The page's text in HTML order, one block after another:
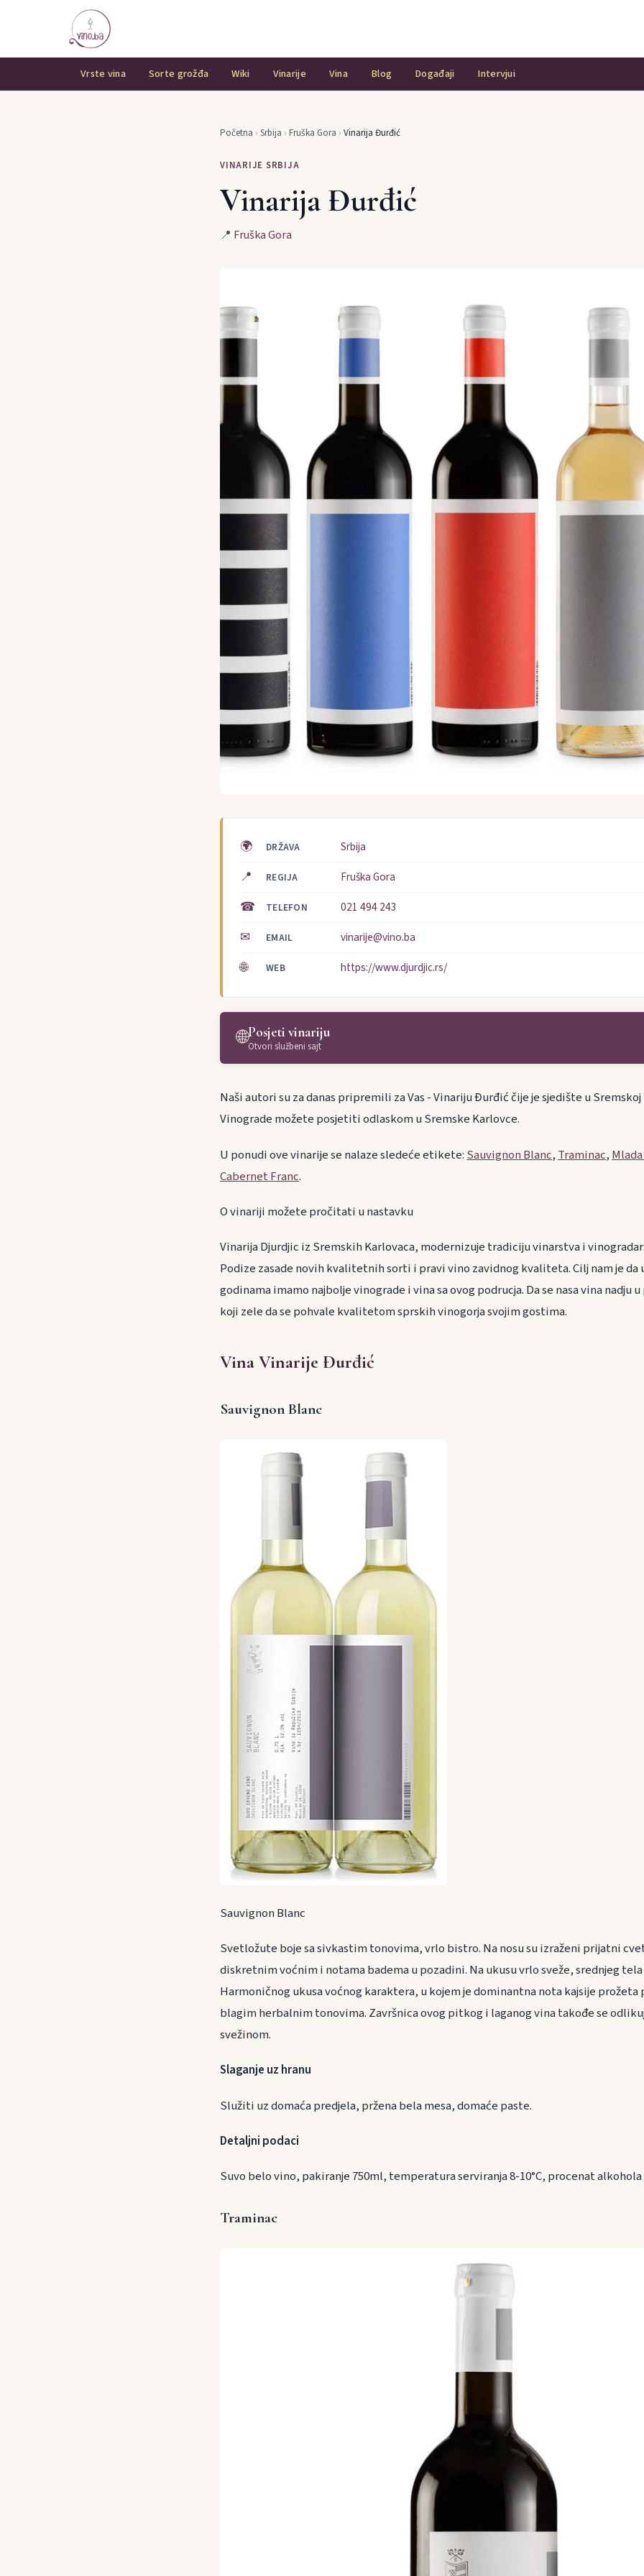
Vrste vina Sorte grožđa Wiki Vinarije Vina Blog Događaji Intervjui
Početna › Srbija › Fruška Gora › Vinarija Đurđić
VINARIJE SRBIJA
Vinarija Đurđić
📍 Fruška Gora
🌍 DRŽAVA Srbija
📍 REGIJA Fruška Gora
☎ TELEFON 021 494 243
✉ EMAIL vinarije@vino.ba
🌐 WEB https://www.djurdjic.rs/
🌐Posjeti vinariju
Otvori službeni sajt
Naši autori su za danas pripremili za Vas - Vinariju Đurđić čije je sjedište u
Vinograde možete posjetiti odlaskom u Sremske Karlovce.
U ponudi ove vinarije se nalaze sledeće etikete: Sauvignon Blanc, Traminac,
Cabernet Franc.
O vinariji možete pročitati u nastavku
Vinarija Djurdjic iz Sremskih Karlovaca, modernizuje tradiciju vinarstva i
Podize zasade novih kvalitetnih sorti i pravi vino zavidnog kvaliteta. Cilj nam je da
godinama imamo najbolje vinograde i vina sa ovog podrucja. Da se nasa vina nadju
koji zele da se pohvale kvalitetom sprskih vinogorja svojim gostima.
Vina Vinarije Đurđić
Sauvignon Blanc
Sauvignon Blanc
Svetložute boje sa sivkastim tonovima, vrlo bistro. Na nosu su izraženi prijatni
diskretnim voćnim i notama badema u pozadini. Na ukusu vrlo sveže, srednjeg
Harmoničnog ukusa voćnog karaktera, u kojem je dominantna nota kajsije
blagim herbalnim tonovima. Završnica ovog pitkog i laganog vina takođe se
svežinom.
Slaganje uz hranu
Služiti uz domaća predjela, pržena bela mesa, domaće paste.
Detaljni podaci
Suvo belo vino, pakiranje 750ml, temperatura serviranja 8-10°C, procenat alkohola
Traminac